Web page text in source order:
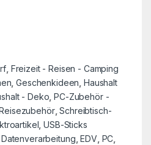
, Freizeit - Reisen - Camping
,Geschenkideen ,Haushalt
- Deko ,PC-Zubehör -
,Schreibtisch-
,USB-Sticks
Datenverarbeitung ,EDV, PC